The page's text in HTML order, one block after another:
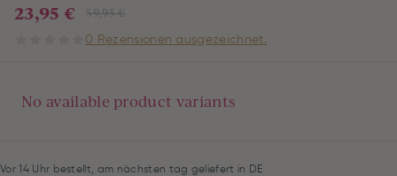
59,95 €
23,95 €
0 Rezensionen ausgezeichnet.
No available product variants
Vor 14 Uhr bestellt, am nächsten tag geliefert in DE